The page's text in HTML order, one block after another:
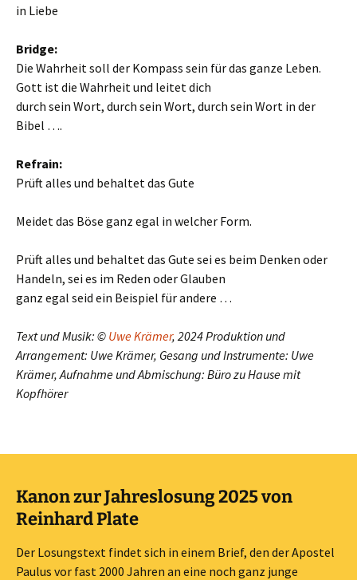
in Liebe
Bridge:
Die Wahrheit soll der Kompass sein für das ganze Leben.
Gott ist die Wahrheit und leitet dich
durch sein Wort, durch sein Wort, durch sein Wort in der
Bibel ….
Refrain:
Prüft alles und behaltet das Gute
Meidet das Böse ganz egal in welcher Form.
Prüft alles und behaltet das Gute sei es beim Denken oder
Handeln, sei es im Reden oder Glauben
ganz egal seid ein Beispiel für andere …
Text und Musik: © Uwe Krämer, 2024 Produktion und
Arrangement: Uwe Krämer, Gesang und Instrumente: Uwe
Krämer, Aufnahme und Abmischung: Büro zu Hause mit
Kopfhörer
Kanon zur Jahreslosung 2025 von
Reinhard Plate
Der Losungstext findet sich in einem Brief, den der Apostel
Paulus vor fast 2000 Jahren an eine noch ganz junge